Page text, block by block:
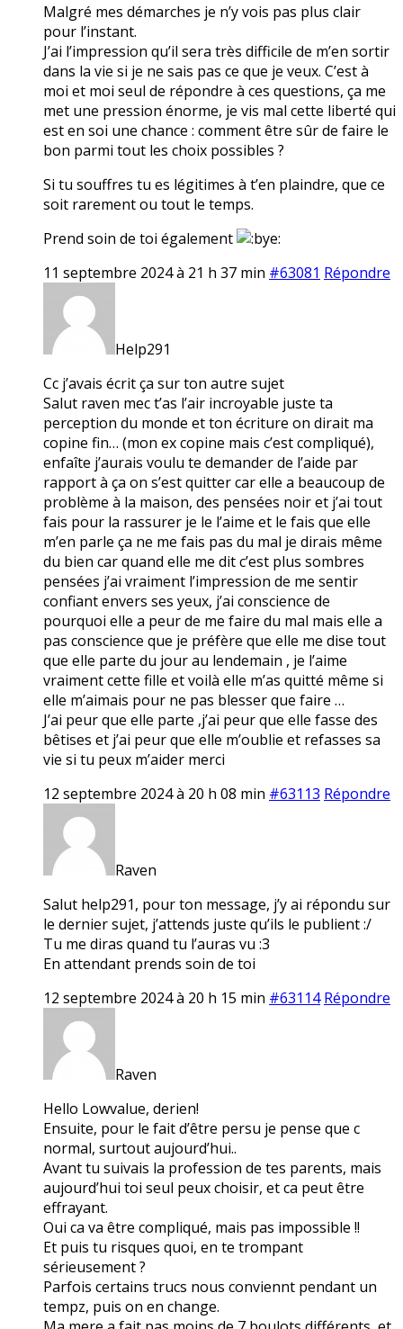
Malgré mes démarches je n’y vois pas plus clair
pour l’instant.
J’ai l’impression qu’il sera très difficile de m’en sortir
dans la vie si je ne sais pas ce que je veux. C’est à
moi et moi seul de répondre à ces questions, ça me
met une pression énorme, je vis mal cette liberté qui
est en soi une chance : comment être sûr de faire le
bon parmi tout les choix possibles ?
Si tu souffres tu es légitimes à t’en plaindre, que ce
soit rarement ou tout le temps.
Prend soin de toi également
11 septembre 2024 à 21 h 37 min #63081 Répondre
Help291
Cc j’avais écrit ça sur ton autre sujet
Salut raven mec t’as l’air incroyable juste ta
perception du monde et ton écriture on dirait ma
copine fin… (mon ex copine mais c’est compliqué),
enfaîte j’aurais voulu te demander de l’aide par
rapport à ça on s’est quitter car elle a beaucoup de
problème à la maison, des pensées noir et j’ai tout
fais pour la rassurer je le l’aime et le fais que elle
m’en parle ça ne me fais pas du mal je dirais même
du bien car quand elle me dit c’est plus sombres
pensées j’ai vraiment l’impression de me sentir
confiant envers ses yeux, j’ai conscience de
pourquoi elle a peur de me faire du mal mais elle a
pas conscience que je préfère que elle me dise tout
que elle parte du jour au lendemain , je l’aime
vraiment cette fille et voilà elle m’as quitté même si
elle m’aimais pour ne pas blesser que faire …
J’ai peur que elle parte ,j’ai peur que elle fasse des
bêtises et j’ai peur que elle m’oublie et refasses sa
vie si tu peux m’aider merci
12 septembre 2024 à 20 h 08 min #63113 Répondre
Raven
Salut help291, pour ton message, j’y ai répondu sur
le dernier sujet, j’attends juste qu’ils le publient :/
Tu me diras quand tu l’auras vu :3
En attendant prends soin de toi
12 septembre 2024 à 20 h 15 min #63114 Répondre
Raven
Hello Lowvalue, derien!
Ensuite, pour le fait d’être persu je pense que c
normal, surtout aujourd’hui..
Avant tu suivais la profession de tes parents, mais
aujourd’hui toi seul peux choisir, et ca peut être
effrayant.
Oui ca va être compliqué, mais pas impossible !!
Et puis tu risques quoi, en te trompant
sérieusement ?
Parfois certains trucs nous conviennt pendant un
tempz, puis on en change.